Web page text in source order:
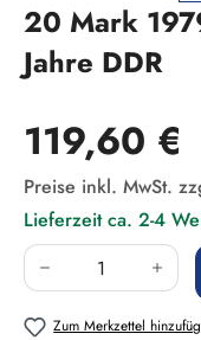
20 Mark
Jahre DDR
Regulärer Preis:
119,60 €
Preise inkl. MwSt.
Lieferzeit ca. 2-4
Produkt
Zum Merkzettel